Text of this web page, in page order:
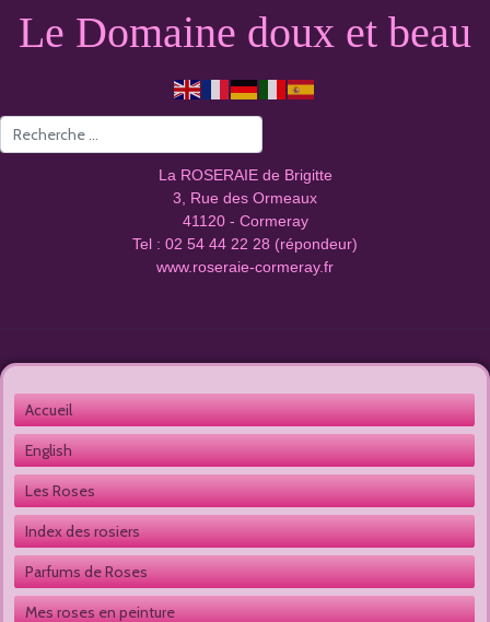
Le Domaine doux et beau
Valider
La ROSERAIE de Brigitte
3, Rue des Ormeaux
41120 - Cormeray
Tel : 02 54 44 22 28 (répondeur)
www.roseraie-cormeray.fr
Accueil
English
Les Roses
Index des rosiers
Parfums de Roses
Mes roses en peinture